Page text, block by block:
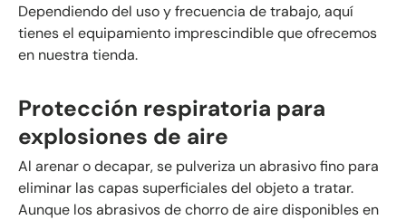
Dependiendo del uso y frecuencia de trabajo, aquí
tienes el equipamiento imprescindible que ofrecemos
en nuestra tienda.
Protección respiratoria para
explosiones de aire
Al arenar o decapar, se pulveriza un abrasivo fino para
eliminar las capas superficiales del objeto a tratar.
Aunque los abrasivos de chorro de aire disponibles en